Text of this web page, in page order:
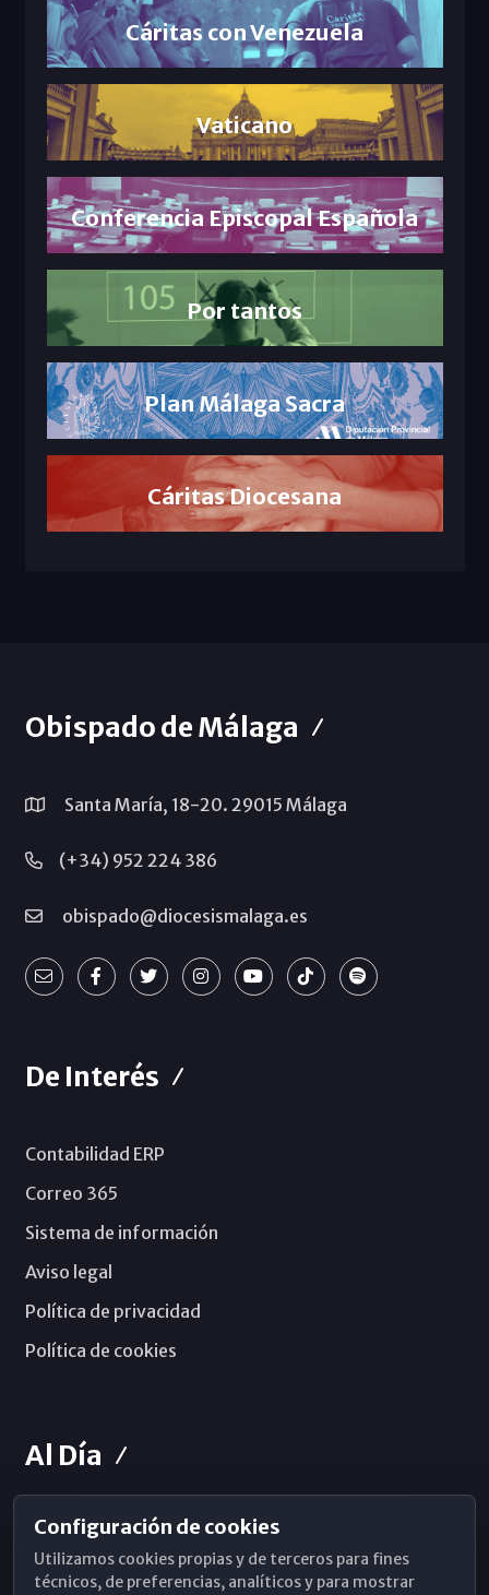
Cáritas con Venezuela
Vaticano
Conferencia Episcopal Española
Por tantos
Plan Málaga Sacra
Cáritas Diocesana
Obispado de Málaga
Santa María, 18-20. 29015 Málaga
(+34) 952 224 386
obispado@diocesismalaga.es
De Interés
Contabilidad ERP
Correo 365
Sistema de información
Aviso legal
Política de privacidad
Política de cookies
Al Día
Horarios de Misa
Hemeroteca
Configuración de cookies
Utilizamos cookies propias y de terceros para fines
técnicos, de preferencias, analíticos y para mostrar